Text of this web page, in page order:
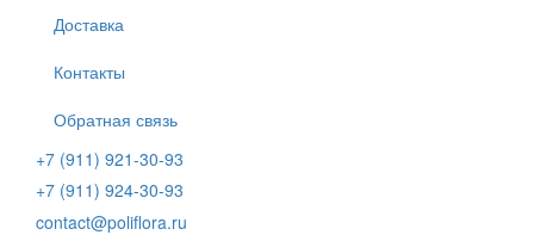
содержанию
Доставка
Контакты
Обратная связь
+7 (911) 921-30-93
+7 (911) 924-30-93
contact@poliflora.ru